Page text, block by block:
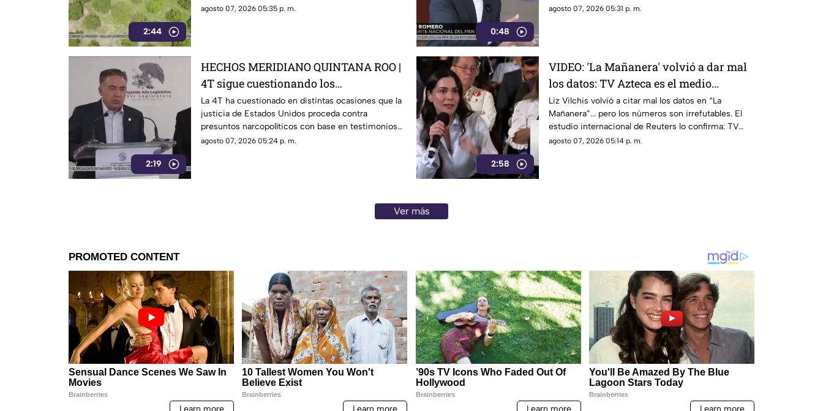
2:44
agosto 07, 2026 05:35 p. m.
0:48
de la 4T y presentar a la oposición como la villana.
agosto 07, 2026 05:31 p. m.
2:19
HECHOS MERIDIANO QUINTANA ROO |
4T sigue cuestionando los
señalamientos de E.E.U.U contra
narc0polít1c0s como Rocha Moya
La 4T ha cuestionado en distintas ocasiones que la
justicia de Estados Unidos proceda contra
presuntos narcopolíticos con base en testimonios
de testigos protegidos, un mecanismo que
agosto 07, 2026 05:24 p. m.
2:58
VIDEO: 'La Mañanera' volvió a dar mal
los datos: TV Azteca es el medio
tradicional con mayor alcance y
credibilidad de México
Liz Vilchis volvió a citar mal los datos en “La
Mañanera”... pero los números son irrefutables. El
estudio internacional de Reuters lo confirma: TV
Azteca es el medio tradicional con mayor alcance y
agosto 07, 2026 05:14 p. m.
Ver más